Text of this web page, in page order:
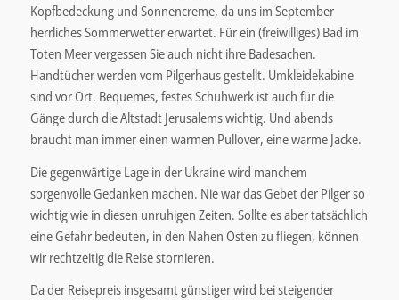
Kopfbedeckung und Sonnencreme, da uns im September
herrliches Sommerwetter erwartet. Für ein (freiwilliges) Bad im
Toten Meer vergessen Sie auch nicht ihre Badesachen.
Handtücher werden vom Pilgerhaus gestellt. Umkleidekabine
sind vor Ort. Bequemes, festes Schuhwerk ist auch für die
Gänge durch die Altstadt Jerusalems wichtig. Und abends
braucht man immer einen warmen Pullover, eine warme Jacke.
Die gegenwärtige Lage in der Ukraine wird manchem
sorgenvolle Gedanken machen. Nie war das Gebet der Pilger so
wichtig wie in diesen unruhigen Zeiten. Sollte es aber tatsächlich
eine Gefahr bedeuten, in den Nahen Osten zu fliegen, können
wir rechtzeitig die Reise stornieren.
Da der Reisepreis insgesamt günstiger wird bei steigender